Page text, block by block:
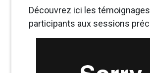
Découvrez ici les
participants aux sessions